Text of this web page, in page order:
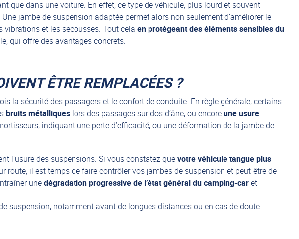
que dans une voiture. En effet, ce type de véhicule, plus lourd et souvent
Une jambe de suspension adaptée permet alors non seulement d’améliorer le
et les secousses. Tout cela en protégeant des éléments sensibles du
qui offre des avantages concrets.
ÊTRE REMPLACÉES ?
la sécurité des passagers et le confort de conduite. En règle générale, certains
bruits métalliques lors des passages sur dos d’âne, ou encoreune usure
indiquant une perte d’efficacité, ou une déformation de la jambe de
l’usure des suspensions. Si vous constatez quevotre véhicule tangue plus
route, il est temps de faire contrôler vos jambes de suspension et peut-être de
unedégradation progressive de l’état général du camping-caret
suspension, notamment avant de longues distances ou en cas de doute.